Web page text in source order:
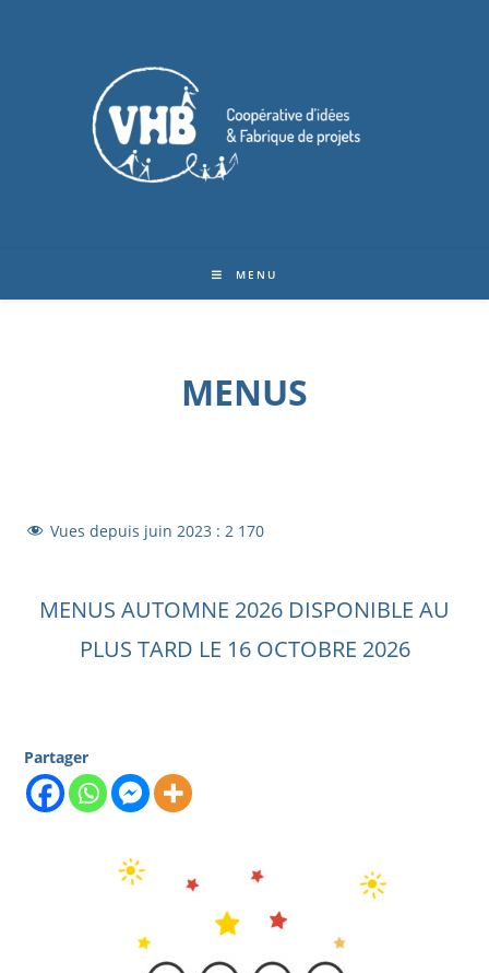
MENU
MENUS
Vues depuis juin 2023 : 2 170
MENUS AUTOMNE 2026 DISPONIBLE AU
PLUS TARD LE 16 OCTOBRE 2026
Partager